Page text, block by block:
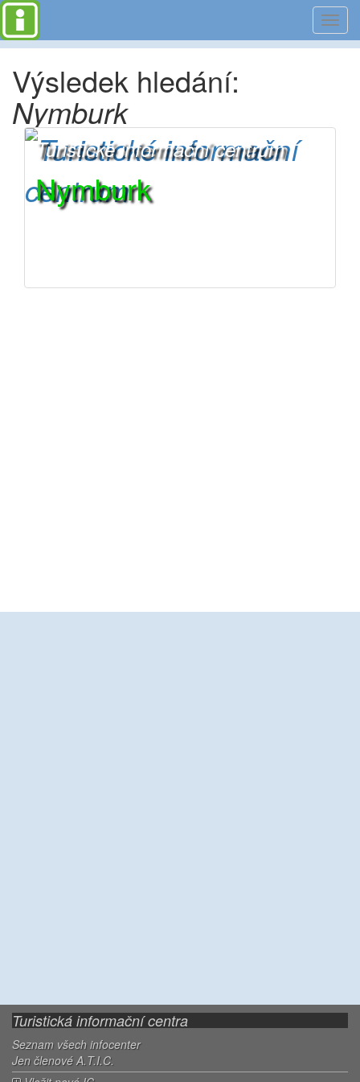
Výsledek hledání:
Nymburk
Turistické informační centrum
Nymburk
Turistická informační centra
Seznam všech infocenter
Jen členové A.T.I.C.